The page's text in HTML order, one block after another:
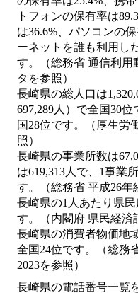
トフォンの保有率は
は36.6%、パソコンの
ーネットを誰も利用し
す。（総務省 通信利用
タを参照）
長崎県の総人口は
697,289人）で全国30
国28位です。（厚生労
照）
長崎県の事業所数は
は619,313人で、1事業
す。（総務省 平成26年
長崎県の1人あたり県
す。（内閣府 県民経済
長崎県の消費者物価地
全国24位です。（総務
2023を参照）
長崎県の電話番号一覧